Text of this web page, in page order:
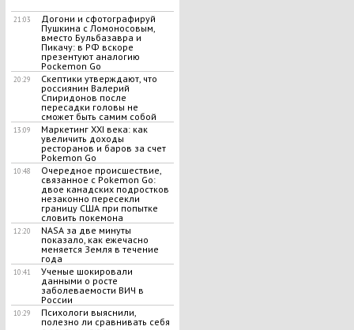
21:03
Догони и сфотографируй
Пушкина с Ломоносовым,
вместо Бульбазавра и
Пикачу: в РФ вскоре
презентуют аналогию
Pockemon Go
20:29
Скептики утверждают, что
россиянин Валерий
Спиридонов после
пересадки головы не
сможет быть самим собой
13:09
Маркетинг XXI века: как
увеличить доходы
ресторанов и баров за счет
Pokemon Go
10:48
Очередное происшествие,
связанное с Pokemon Go:
двое канадских подростков
незаконно пересекли
границу США при попытке
словить покемона
12:20
NASA за две минуты
показало, как ежечасно
меняется Земля в течение
года
10:41
Ученые шокировали
данными о росте
заболеваемости ВИЧ в
России
10:29
Психологи выяснили,
полезно ли сравнивать себя